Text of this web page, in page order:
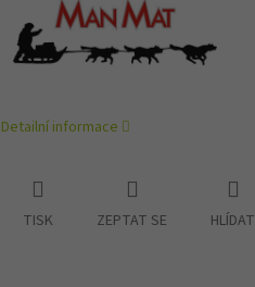
Detailní informace
TISK ZEPTAT SE HLÍDAT